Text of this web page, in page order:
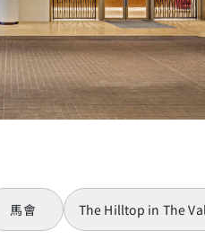
馬會 The Hilltop in The